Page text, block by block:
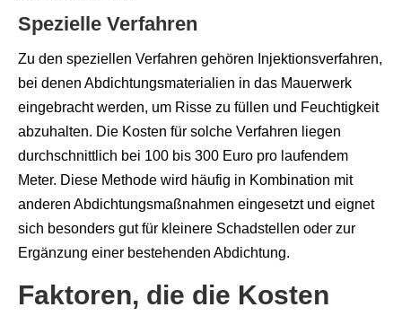
Spezielle Verfahren
Zu den speziellen Verfahren gehören Injektionsverfahren,
bei denen Abdichtungsmaterialien in das Mauerwerk
eingebracht werden, um Risse zu füllen und Feuchtigkeit
abzuhalten. Die Kosten für solche Verfahren liegen
durchschnittlich bei 100 bis 300 Euro pro laufendem
Meter. Diese Methode wird häufig in Kombination mit
anderen Abdichtungsmaßnahmen eingesetzt und eignet
sich besonders gut für kleinere Schadstellen oder zur
Ergänzung einer bestehenden Abdichtung.
Faktoren, die die Kosten